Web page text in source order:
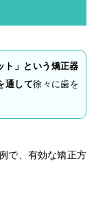
ト」という矯正器
通して徐々に歯を
で、有効な矯正方